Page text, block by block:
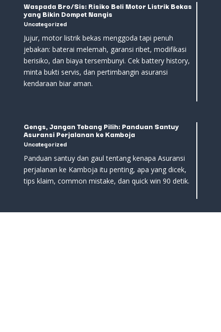
Waspada Bro/Sis: Risiko Beli Motor Listrik Bekas
yang Bikin Dompet Nangis
Uncategorized
Jujur, motor listrik bekas menggoda tapi penuh
jebakan: baterai melemah, garansi ribet, modifikasi
berisiko, dan biaya tersembunyi. Cek battery history,
minta bukti servis, dan pertimbangin asuransi
kendaraan biar aman.
Gengs, Jangan Tebang Pilih: Panduan Santuy
Asuransi Perjalanan ke Kamboja
Uncategorized
Panduan santuy dan gaul tentang kenapa Asuransi
perjalanan ke Kamboja itu penting, apa yang dicek,
tips klaim, common mistake, dan quick win 90 detik.